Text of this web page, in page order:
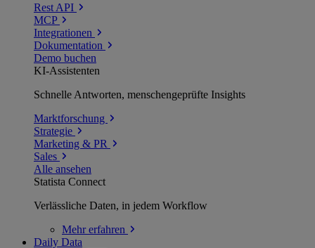
Rest API
MCP
Integrationen
Dokumentation
Demo buchen
KI-Assistenten
Schnelle Antworten, menschengeprüfte Insights
Marktforschung
Strategie
Marketing & PR
Sales
Alle ansehen
Statista Connect
Verlässliche Daten, in jedem Workflow
Mehrerfahren
Daily Data